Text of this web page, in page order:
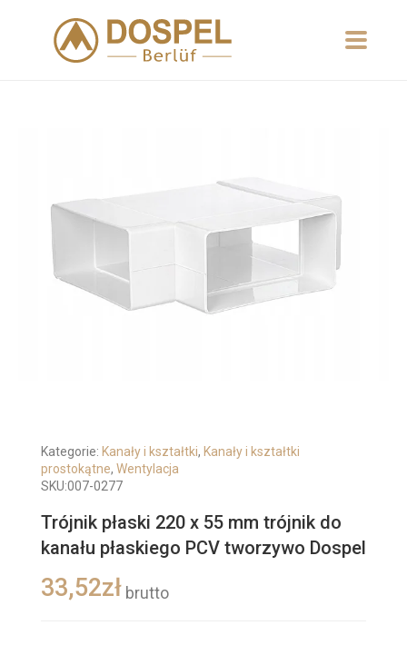
SKU:007-0277
Kategorie: Kanały i kształtki, Kanały i kształtki
prostokątne, Wentylacja
Trójnik płaski 220 x 55 mm trójnik do
kanału płaskiego PCV tworzywo Dospel
33,52zł brutto